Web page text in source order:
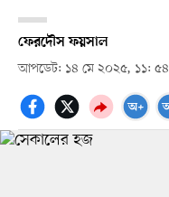
ফেরদৌস ফয়সাল
আপডেট: ১৪ মে ২০২৫, ১১: ৫৪